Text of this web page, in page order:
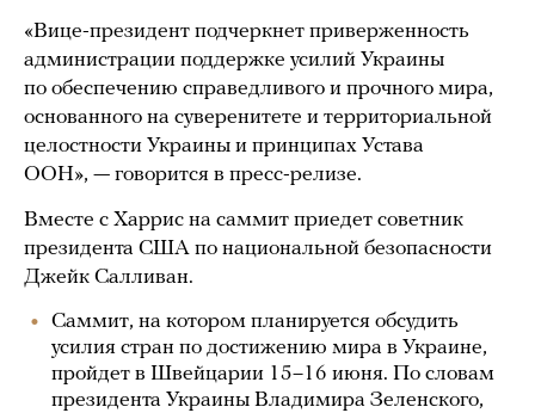
«Вице-президент подчеркнет приверженность
администрации поддержке усилий Украины
по обеспечению справедливого и прочного мира,
основанного на суверенитете и территориальной
целостности Украины и принципах Устава
ООН», — говорится в пресс-релизе.
Вместе с Харрис на саммит приедет советник
президента США по национальной безопасности
Джейк Салливан.
Саммит, на котором планируется обсудить
усилия стран по достижению мира в Украине,
пройдет в Швейцарии 15–16 июня. По словам
президента Украины Владимира Зеленского,